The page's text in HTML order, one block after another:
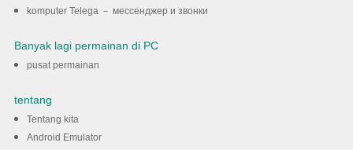
komputer Telega － мессенджер и звонки
Banyak lagi permainan di PC
pusat permainan
tentang
Tentang kita
Android Emulator